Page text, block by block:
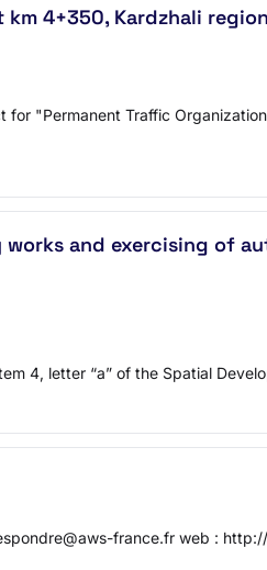
4+350, Kardzhali region
"Permanent Traffic
and exercising of
4, letter “a” of the Spatial
france.fr web :